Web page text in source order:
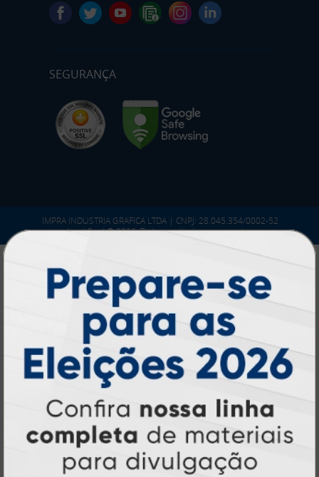
SEGURANÇA
IMPRA INDUSTRIA GRAFICA LTDA | CNPJ: 28.045.354/0002-52
Atual Card © 2026. Todos os direitos reservados.
Atual Card: A Gráfica Pioneira em
Personalização Online
Atual Card é referência em impressão
gráfica online no Brasil
ampla variedade de produtos e soluções para
atender profissionais autônomos, empresas e
revendedores gráficos
quase três
décadas de experiência
, somos pioneiros no
segmento de
impressão sob demanda,
investindo continuamente em
tecnologia,
inovação e personalizaçãopara entregar
qualidade, agilidade e a melhor
experiência
aos nossos clientes.